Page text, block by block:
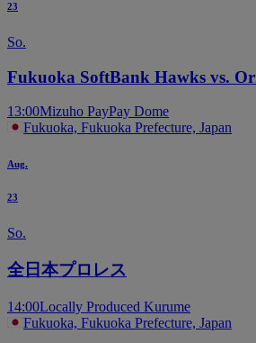
23
So.
Fukuoka SoftBank Hawks vs.
13:00Mizuho PayPay Dome
Fukuoka, Fukuoka Prefecture, Japan
Aug.
23
So.
全日本プロレス
14:00Locally Produced Kurume
Fukuoka, Fukuoka Prefecture, Japan